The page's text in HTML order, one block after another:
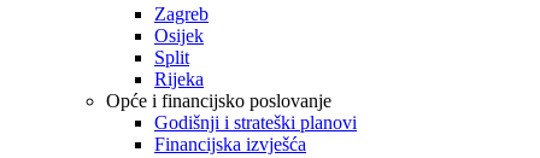
Zagreb
Osijek
Split
Rijeka
Opće i financijsko poslovanje
Godišnji i strateški planovi
Financijska izvješća